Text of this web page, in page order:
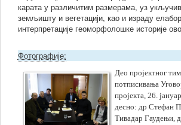
карата у различитим размерама, уз
земљишту и вегетацији, као и израду
интерпретације геоморфолошке историје
Фотографије:
Део пројектног
потписивања
пројекта, 26.
десно: др Стефан
Тивадар Гаудењи,